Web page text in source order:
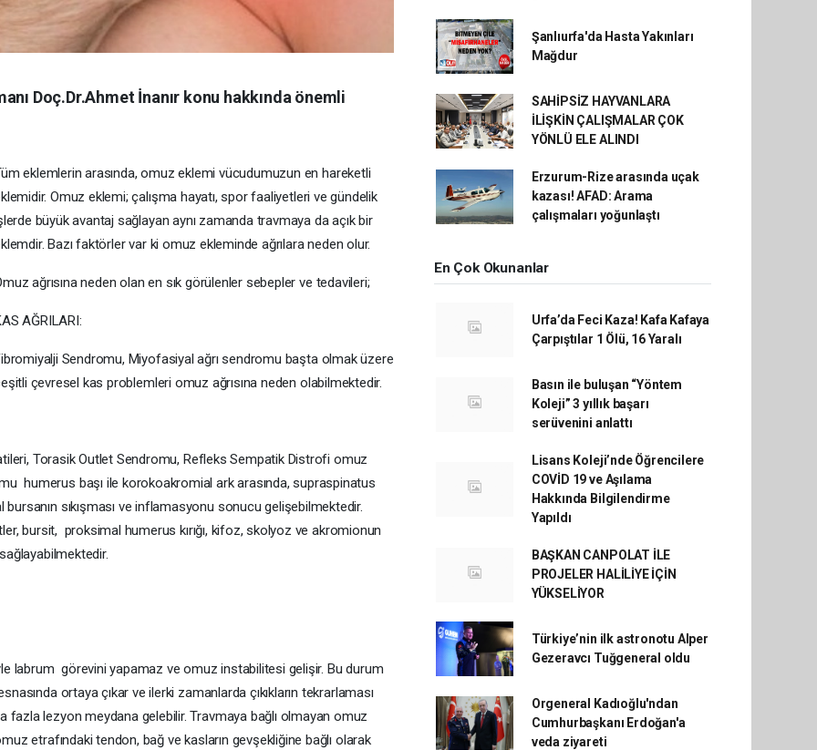
Doç.Dr.Ahmet İnanır konu hakkında önemli
eklemlerin arasında, omuz eklemi vücudumuzun en hareketli
Omuz eklemi; çalışma hayatı, spor faaliyetleri ve gündelik
büyük avantaj sağlayan aynı zamanda travmaya da açık bir
Bazı faktörler var ki omuz ekleminde ağrılara neden olur.
ağrısına neden olan en sık görülenler sebepler ve tedavileri;
AĞRILARI:
Sendromu, Miyofasiyal ağrı sendromu başta olmak üzere
çevresel kas problemleri omuz ağrısına neden olabilmektedir.
Torasik Outlet Sendromu, Refleks Sempatik Distrofi omuz
humerus başı ile korokoakromial ark arasında, supraspinatus
sıkışması ve inflamasyonu sonucu gelişebilmektedir.
bursit, proksimal humerus kırığı, kifoz, skolyoz ve akromionun
labrum görevini yapamaz ve omuz instabilitesi gelişir. Bu durum
ortaya çıkar ve ilerki zamanlarda çıkıkların tekrarlaması
fazla lezyon meydana gelebilir. Travmaya bağlı olmayan omuz
etrafındaki tendon, bağ ve kasların gevşekliğine bağlı olarak
Şanlıurfa'da Hasta Yakınları
Mağdur
SAHİPSİZ HAYVANLARA
İLİŞKİN ÇALIŞMALAR ÇOK
YÖNLÜ ELE ALINDI
Erzurum-Rize arasında uçak
kazası! AFAD: Arama
çalışmaları yoğunlaştı
En Çok Okunanlar
Urfa’da Feci Kaza! Kafa Kafaya
Çarpıştılar 1 Ölü, 16 Yaralı
Basın ile buluşan “Yöntem
Koleji” 3 yıllık başarı
serüvenini anlattı
Lisans Koleji’nde Öğrencilere
COVİD 19 ve Aşılama
Hakkında Bilgilendirme
Yapıldı
BAŞKAN CANPOLAT İLE
PROJELER HALİLİYE İÇİN
YÜKSELİYOR
Türkiye’nin ilk astronotu Alper
Gezeravcı Tuğgeneral oldu
Orgeneral Kadıoğlu'ndan
Cumhurbaşkanı Erdoğan'a
veda ziyareti